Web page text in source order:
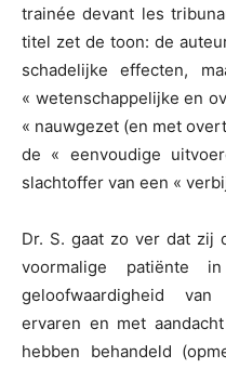
trainée devant les
titel zet de toon: de
schadelijke effecten,
« wetenschappelijke en
« nauwgezet (en met
de « eenvoudige
slachtoffer van een «
Dr. S. gaat zo ver dat zij
voormalige patiënte
geloofwaardigheid
ervaren en met
hebben behandeld